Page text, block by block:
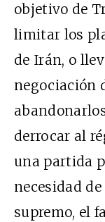
objetivo de
limitar los
de Irán, o
negociación
derrocar al
una partida
necesidad
supremo, el